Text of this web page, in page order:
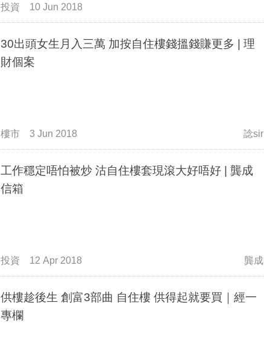
投資 10 Jun 2018
30出頭女生月入三萬 加按自住樓錢搵錢賺更多 | 理
財個案
樓市 3 Jun 2018 諗sir
工作穩定唔怕被炒 沽自住樓套現滾大好唔好 | 龔成
信箱
投資 12 Apr 2018 龔成
供樓趁後生 創富3部曲 自住樓 供得起就要買｜經一
專欄